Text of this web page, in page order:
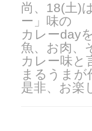
尚、18(土)
ー」味の
カレーday
魚、お肉、
カレー味と
まるうまが
是非、お楽